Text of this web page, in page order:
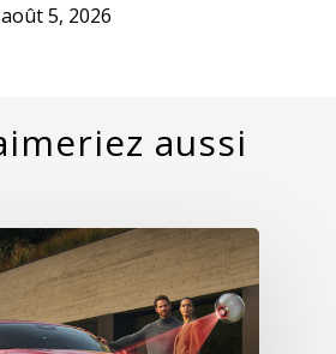
août 5, 2026